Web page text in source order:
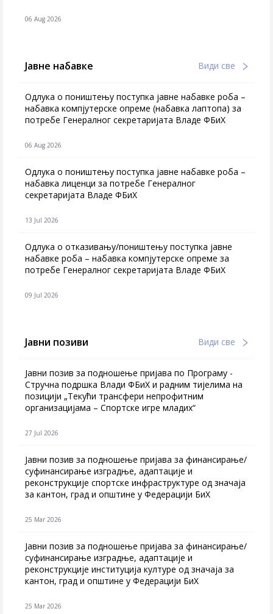
06 Aug 2026
Јавне набавке Види све
Одлука о поништењу поступка јавне набавке роба –
набавка компјутерске опреме (набавка лаптопа) за
потребе Генералног секретаријата Владе ФБиХ
06 Aug 2026
Одлука о поништењу поступка јавне набавке роба –
набавка лиценци за потребе Генералног
секретаријата Владе ФБиХ
13 Jul 2026
Одлука о отказивању/поништењу поступка јавне
набавке роба – набавка компјутерске опреме за
потребе Генералног секретаријата Владе ФБиХ
09 Jul 2026
Јавни позиви Види све
Јавни позив за подношење пријава по Програму -
Стручна подршка Влади ФБиХ и радним тијелима на
позицији „Текући трансфери непрофитним
организацијама – Спортске игре младих“
27 Jul 2026
Jавни позив за подношење пријава за финансирање/
суфинансирање изградње, адаптације и
реконструкције спортске инфраструктуре од значаја
за кантон, град и општине у Федерацији БиХ
25 Mar 2026
Јавни позив за подношење пријава за финансирање/
суфинансирање изградње, адаптације и
реконструкције институција културе од значаја за
кантон, град и општине у Федерацији БиХ
25 Mar 2026